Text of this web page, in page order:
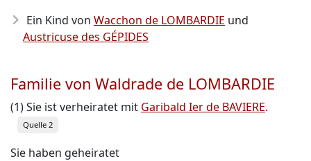
Ein Kind von Wacchon de LOMBARDIE und
Austricuse des GÉPIDES
Familie von Waldrade de LOMBARDIE
(1) Sie ist verheiratet mit Garibald Ier de BAVIERE.
Quelle 2
Sie haben geheiratet